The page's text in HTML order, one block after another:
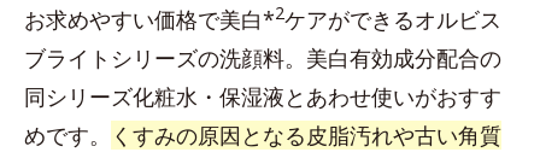
お求めやすい価格で美白*2ケアができるオルビス
ブライトシリーズの洗顔料。美白有効成分配合の
同シリーズ化粧水・保湿液とあわせ使いがおすす
めです。
くすみの原因となる皮脂汚れや古い角質